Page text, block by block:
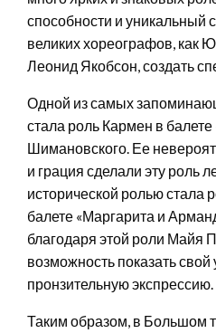
способности и уникальный
великих хореографов, как
Леонид Якобсон, создать
Одной из самых
стала роль Кармен в
Шимановского. Ее
и грация сделали эту роль
исторической ролью стала
балете «Маргарита и
благодаря этой роли Майя
возможность показать
пронзительную экспрессию.
Таким образом, в Большом